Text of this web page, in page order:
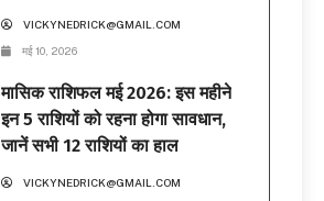
VICKYNEDRICK@GMAIL.COM
मई 10, 2026
मासिक राशिफल मई 2026: इस महीने
इन 5 राशियों को रहना होगा सावधान,
जानें सभी 12 राशियों का हाल
VICKYNEDRICK@GMAIL.COM